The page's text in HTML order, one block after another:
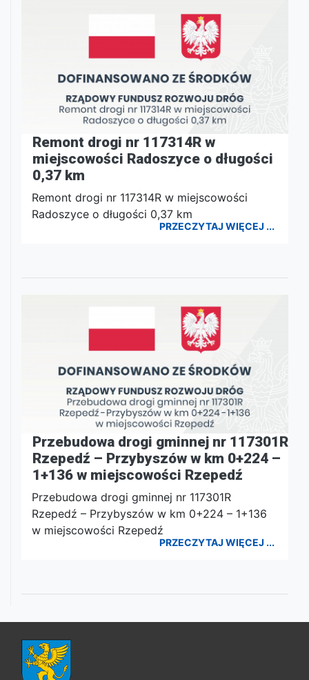
Remont drogi nr 117314R w
miejscowości Radoszyce o długości
0,37 km
Remont drogi nr 117314R w miejscowości
Radoszyce o długości 0,37 km
PRZECZYTAJ WIĘCEJ ...
Przebudowa drogi gminnej nr 117301R
Rzepedź – Przybyszów w km 0+224 –
1+136 w miejscowości Rzepedź
Przebudowa drogi gminnej nr 117301R
Rzepedź – Przybyszów w km 0+224 – 1+136
w miejscowości Rzepedź
PRZECZYTAJ WIĘCEJ ...